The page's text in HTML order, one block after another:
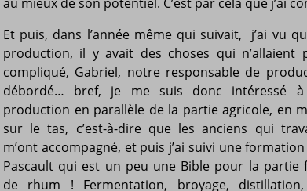
Et puis, dans l’année même qui suivait, j’ai vu
production, il y avait des choses qui n’allaient
compliqué, Gabriel, notre responsable de
débordé… bref, je me suis donc intéressé
production en parallèle de la partie agricole, en
sur le tas, c’est-à-dire que les anciens qui
m’ont accompagné, et puis j’ai suivi une formation
Pascault qui est un peu une Bible pour la partie
de rhum ! Fermentation, broyage, distillation,